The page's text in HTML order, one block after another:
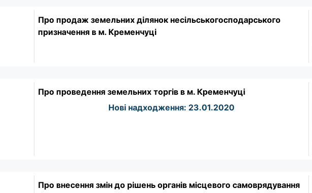
Про продаж земельних ділянок несільськогосподарського
призначення в м. Кременчуці
Про проведення земельних торгів в м. Кременчуці
Нові надходження: 23.01.2020
Про внесення змін до рішень органів місцевого самоврядування